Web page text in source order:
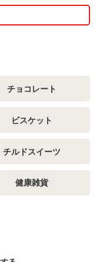
チョコレート
ビスケット
チルドスイーツ
健康雑貨